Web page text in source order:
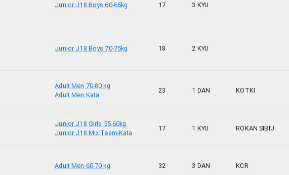
Junior J18 Boys 60-65kg 17 3 KYU
Junior J18 Boys 70-75kg 18 2 KYU
Adult Men 70-80 kg
Adult Men Kata
23 1 DAN KOTKI
Junior J18 Girls 55-60kg
Junior J18 Mix Team-Kata
17 1 KYU ROKAN SIBIU
Adult Men 60-70 kg 32 3 DAN KCR